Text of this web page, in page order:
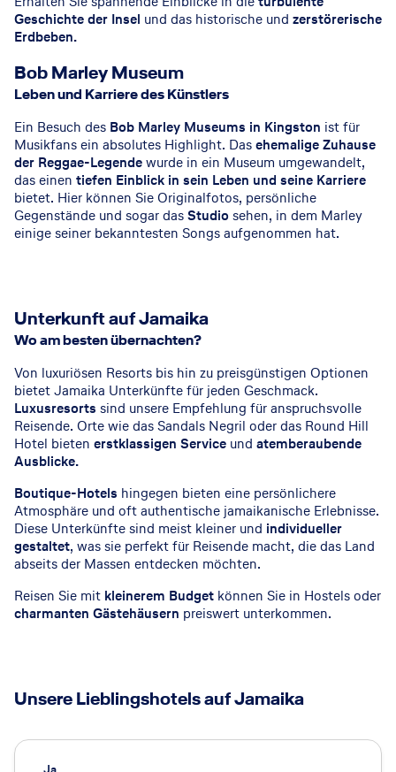
Geschichte der Insel und das historische und zerstörerische
Erdbeben.
Bob Marley Museum
Leben und Karriere des Künstlers
Ein Besuch des Bob Marley Museums in Kingston ist für
Musikfans ein absolutes Highlight. Dasehemalige Zuhause
der Reggae-Legendewurde in ein Museum umgewandelt,
das einen tiefen Einblick in sein Leben und seine Karriere
bietet. Hier können Sie Originalfotos, persönliche
Gegenstände und sogar dasStudio sehen, in dem Marley
einige seiner bekanntesten Songs aufgenommen hat.
Unterkunft auf Jamaika
Wo am besten übernachten?
Von luxuriösen Resorts bis hin zu preisgünstigen Optionen
bietet Jamaika Unterkünfte für jeden Geschmack.
Luxusresorts sind unsere Empfehlung für anspruchsvolle
Reisende. Orte wie das Sandals Negril oder das Round Hill
Hotel bieten erstklassigen Service und atemberaubende
Ausblicke.
Boutique-Hotels hingegen bieten eine persönlichere
Atmosphäre und oft authentische jamaikanische Erlebnisse.
Diese Unterkünfte sind meist kleiner und individueller
gestaltet, was sie perfekt für Reisende macht, die das Land
abseits der Massen entdecken möchten.
Reisen Sie mit kleinerem Budget können Sie in Hostels oder
charmanten Gästehäusern preiswert unterkommen.
Unsere Lieblingshotels auf Jamaika